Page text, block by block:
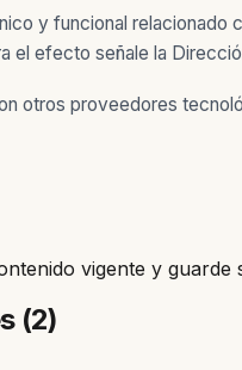
y funcional
el efecto señale la
otros proveedores
vigente y guarde
(2)